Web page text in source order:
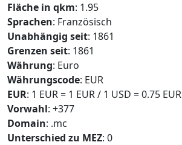
Fläche in qkm: 1.95
Sprachen: Französisch
Unabhängig seit: 1861
Grenzen seit: 1861
Währung: Euro
Währungscode: EUR
EUR: 1 EUR = 1 EUR / 1 USD = 0.75 EUR
Vorwahl: +377
Domain: .mc
Unterschied zu MEZ: 0